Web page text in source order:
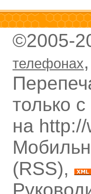
©2005-
телефонах
только
на
(RSS),